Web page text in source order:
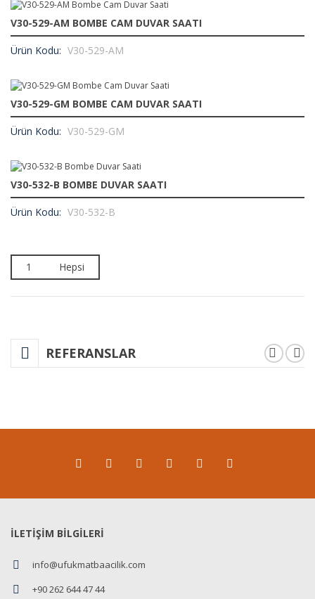
V30-529-AM BOMBE CAM DUVAR SAATI
Ürün Kodu: V30-529-AM
V30-529-GM BOMBE CAM DUVAR SAATI
Ürün Kodu: V30-529-GM
V30-532-B BOMBE DUVAR SAATI
Ürün Kodu: V30-532-B
1 Hepsi
REFERANSLAR
İLETİŞİM BİLGİLERİ
info@ufukmatbaacilik.com
+90 262 644 47 44